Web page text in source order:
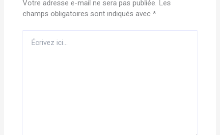
Votre adresse e-mail ne sera pas publiée. Les
champs obligatoires sont indiqués avec *
Écrivez
ici…